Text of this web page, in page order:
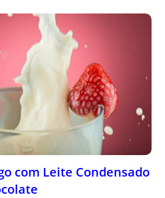
com Leite Condensado